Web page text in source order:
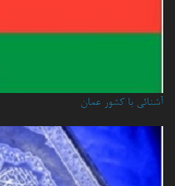
آشنائي با كشور عمان